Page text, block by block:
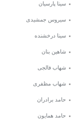
سینا پارسیان
سیروس جمشیدی
سینا درخشنده
شاهین بنان
شهاب فالجی
شهاب مظفری
حامد برادران
حامد همایون